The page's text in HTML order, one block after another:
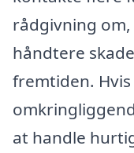
rådgivning
håndtere
fremtiden.
at handle